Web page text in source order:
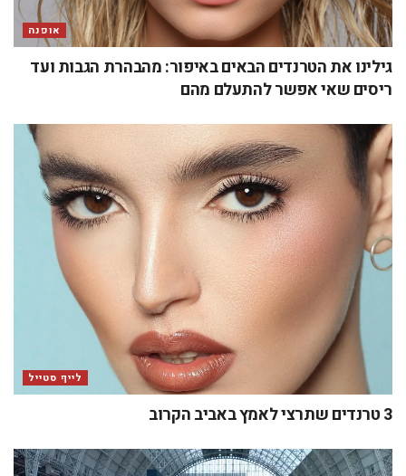
אופנה
גילינו את הטרנדים הבאים באיפור: מהבהרת הגבות ועד
ריסים שאי אפשר להתעלם מהם
לייף סטייל
3 טרנדים שתרצי לאמץ באביב הקרוב